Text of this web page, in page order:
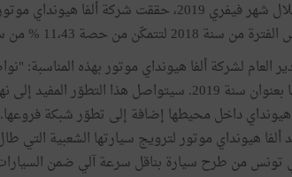
لشركة ألفا هيونداي موتور بهذه المناسبة:
التجارية الطموحة التي وضعناها بعنوان سنة 2019.
هيونداي داخل محيطها إضافة إلى تطوّر شبكة
ألفا هيونداي موتور لترويج سيارتها الشعبية التي